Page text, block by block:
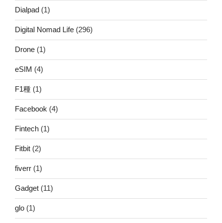
Dialpad (1)
Digital Nomad Life (296)
Drone (1)
eSIM (4)
F1種 (1)
Facebook (4)
Fintech (1)
Fitbit (2)
fiverr (1)
Gadget (11)
glo (1)